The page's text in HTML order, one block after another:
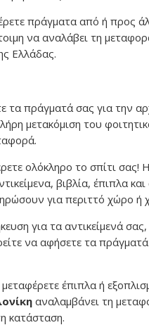
πράγματα από ή προς
να αναλάβει τη
Ελλάδας.
τα πράγματά σας για την
μετακόμιση του
ολόκληρο το σπίτι σας!
βιβλία, έπιπλα
για περιττό χώρο ή
για τα αντικείμενά
να αφήσετε τα
έπιπλα ή
αναλαμβάνει τη
κατάσταση.